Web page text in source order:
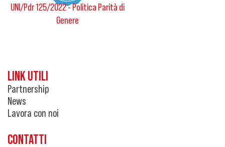
UNI/Pdr 125/2022 - Politica Parità di
Genere
LINK UTILI
Partnership
News
Lavora con noi
CONTATTI